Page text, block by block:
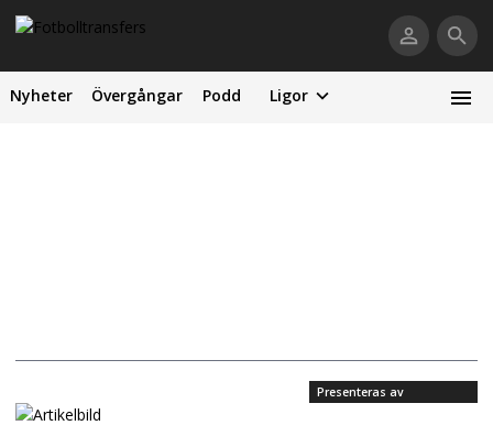
Nyheter Övergångar Podd Ligor
Presenteras av